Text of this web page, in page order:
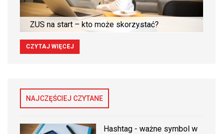
ZUS na start – kto może skorzystać?
CZYTAJ WIĘCEJ
NAJCZĘŚCIEJ CZYTANE
Hashtag - ważne symbol w